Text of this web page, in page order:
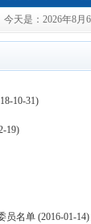
今天是： 2026年8月
10-31)
19)
员名单(2016-01-14)